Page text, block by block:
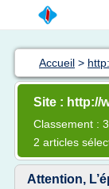
Accueil >
Site : http://
Classement :
2 articles
Attention,